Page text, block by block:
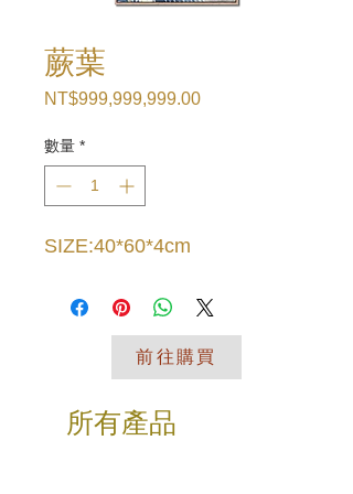
蕨葉
NT$999,999,999.00價
數量 *
SIZE:40*60*4cm
前往購買
所有產品